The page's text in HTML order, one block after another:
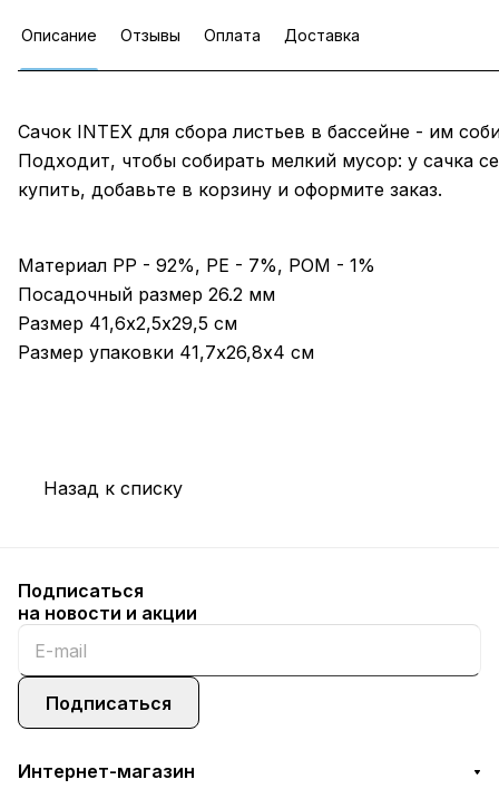
Описание Отзывы Оплата Доставка
Сачок INTEX для сбора листьев в бассейне - им
Подходит, чтобы собирать мелкий мусор: у сачка
купить, добавьте в корзину и оформите заказ.
Материал PP - 92%, PE - 7%, POM - 1%
Посадочный размер 26.2 мм
Размер 41,6х2,5х29,5 см
Размер упаковки 41,7х26,8х4 см
Назад к списку
Подписаться
на новости и акции
Подписаться
Интернет-магазин